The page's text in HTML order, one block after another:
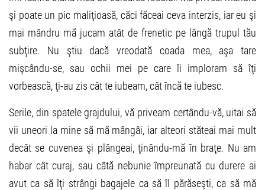
şi poate un pic maliţioasă, căci făceai ceva interzis, iar eu şi
mai mândru mă jucam atât de frenetic pe lângă trupul tău
subţire. Nu ştiu dacă vreodată coada mea, aşa tare
mişcându-se, sau ochii mei pe care îi imploram să îţi
vorbească, ţi-au zis cât te iubeam, cât încă te iubesc.
Serile, din spatele grajdului, vă priveam certându-vă, uitai să
vii uneori la mine să mă mângâi, iar alteori stăteai mai mult
decât se cuvenea şi plângeai, ţinându-mă în braţe. Nu am
habar cât curaj, sau câtă nebunie împreunată cu durere ai
avut ca să îţi strângi bagajele ca să îl părăseşti, ca să mă